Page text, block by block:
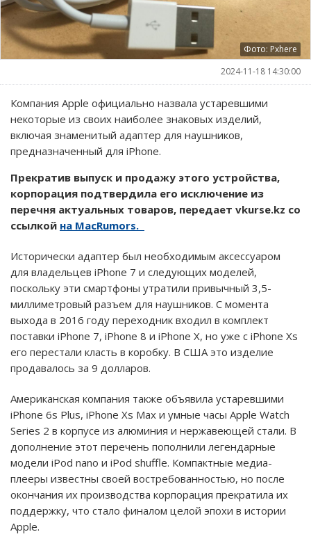
Фото: Pxhere
2024-11-18 14:30:00
Компания Apple официально назвала устаревшими
некоторые из своих наиболее знаковых изделий,
включая знаменитый адаптер для наушников,
предназначенный для iPhone.
Прекратив выпуск и продажу этого устройства,
корпорация подтвердила его исключение из
перечня актуальных товаров, передает vkurse.kz со
ссылкой на MacRumors.
Исторически адаптер был необходимым аксессуаром
для владельцев iPhone 7 и следующих моделей,
поскольку эти смартфоны утратили привычный 3,5-
миллиметровый разъем для наушников. С момента
выхода в 2016 году переходник входил в комплект
поставки iPhone 7, iPhone 8 и iPhone X, но уже с iPhone Xs
его перестали класть в коробку. В США это изделие
продавалось за 9 долларов.
Американская компания также объявила устаревшими
iPhone 6s Plus, iPhone Xs Max и умные часы Apple Watch
Series 2 в корпусе из алюминия и нержавеющей стали. В
дополнение этот перечень пополнили легендарные
модели iPod nano и iPod shuffle. Компактные медиа-
плееры известны своей востребованностью, но после
окончания их производства корпорация прекратила их
поддержку, что стало финалом целой эпохи в истории
Apple.